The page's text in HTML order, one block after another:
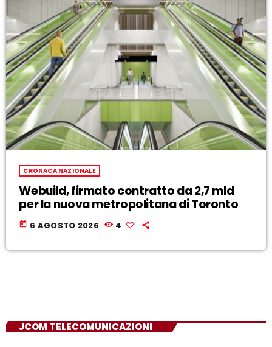
CRONACA NAZIONALE
Webuild, firmato contratto da 2,7 mld
per la nuova metropolitana di Toronto
today 6 AGOSTO 2026 4
JCOM TELECOMUNICAZIONI